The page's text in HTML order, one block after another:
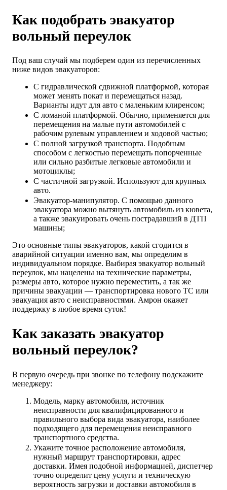
Как подобрать эвакуатор
вольный переулок
Под ваш случай мы подберем один из перечисленных
ниже видов эвакуаторов:
С гидравлической сдвижной платформой, которая
может менять покат и перемещаться назад.
Варианты идут для авто с маленьким клиренсом;
С ломаной платформой. Обычно, применяется для
перемещения на малые пути автомобилей с
рабочим рулевым управлением и ходовой частью;
С полной загрузкой транспорта. Подобным
способом с легкостью перемещать попорченные
или сильно разбитые легковые автомобили и
мотоциклы;
С частичной загрузкой. Используют для крупных
авто.
Эвакуатор-манипулятор. С помощью данного
эвакуатора можно вытянуть автомобиль из кювета,
а также эвакуировать очень пострадавший в ДТП
машины;
Это основные типы эвакуаторов, какой сгодится в
аварийной ситуации именно вам, мы определим в
индивидуальном порядке. Выбирая эвакуатор вольный
переулок, мы нацелены на технические параметры,
размеры авто, которое нужно переместить, а так же
причины эвакуации — транспортировка нового ТС или
эвакуация авто с неисправностями. Амрон окажет
поддержку в любое время суток!
Как заказать эвакуатор
вольный переулок?
В первую очередь при звонке по телефону подскажите
менеджеру:
Модель, марку автомобиля, источник
неисправности для квалифицированного и
правильного выбора вида эвакуатора, наиболее
подходящего для перемещения неисправного
транспортного средства.
Укажите точное расположение автомобиля,
нужный маршрут транспортировки, адрес
доставки. Имея подобной информацией, диспетчер
точно определит цену услуги и техническую
вероятность загрузки и доставки автомобиля в